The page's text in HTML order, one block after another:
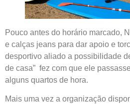
Pouco antes do horário marcado,
e calças jeans para dar apoio e
desportivo aliado a possibilidade
de casa” fez com que ele
alguns quartos de hora.
Mais uma vez a organização